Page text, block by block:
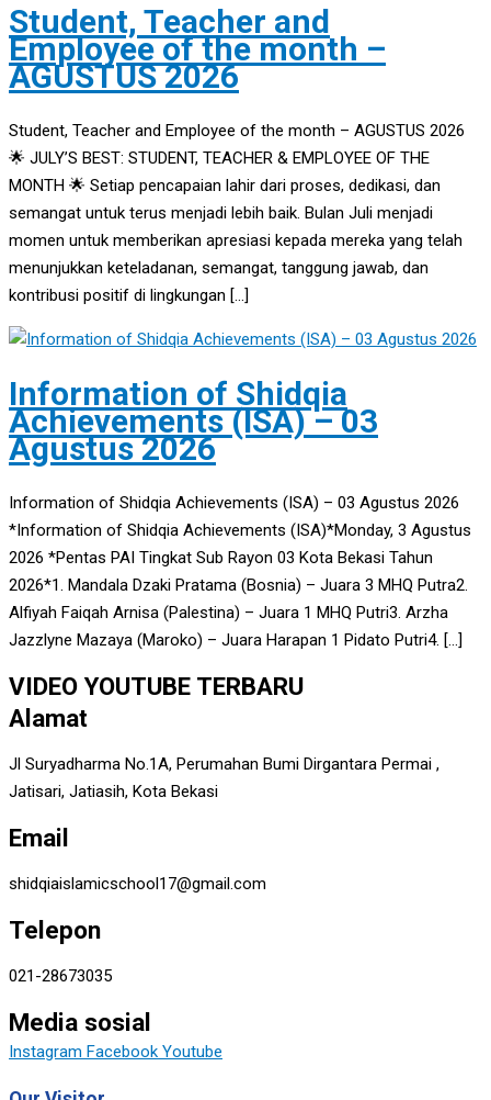
Student, Teacher and
Employee of the month –
AGUSTUS 2026
Student, Teacher and Employee of the month – AGUSTUS 2026
🌟 JULY’S BEST: STUDENT, TEACHER & EMPLOYEE OF THE
MONTH 🌟 Setiap pencapaian lahir dari proses, dedikasi, dan
semangat untuk terus menjadi lebih baik. Bulan Juli menjadi
momen untuk memberikan apresiasi kepada mereka yang telah
menunjukkan keteladanan, semangat, tanggung jawab, dan
kontribusi positif di lingkungan […]
Information of Shidqia
Achievements (ISA) – 03
Agustus 2026
Information of Shidqia Achievements (ISA) – 03 Agustus 2026
*Information of Shidqia Achievements (ISA)*Monday, 3 Agustus
2026 *Pentas PAI Tingkat Sub Rayon 03 Kota Bekasi Tahun
2026*1. Mandala Dzaki Pratama (Bosnia) – Juara 3 MHQ Putra2.
Alfiyah Faiqah Arnisa (Palestina) – Juara 1 MHQ Putri3. Arzha
Jazzlyne Mazaya (Maroko) – Juara Harapan 1 Pidato Putri4. […]
VIDEO YOUTUBE TERBARU
Alamat
Jl Suryadharma No.1A, Perumahan Bumi Dirgantara Permai ,
Jatisari, Jatiasih, Kota Bekasi
Email
shidqiaislamicschool17@gmail.com
Telepon
021-28673035
Media sosial
Instagram Facebook Youtube